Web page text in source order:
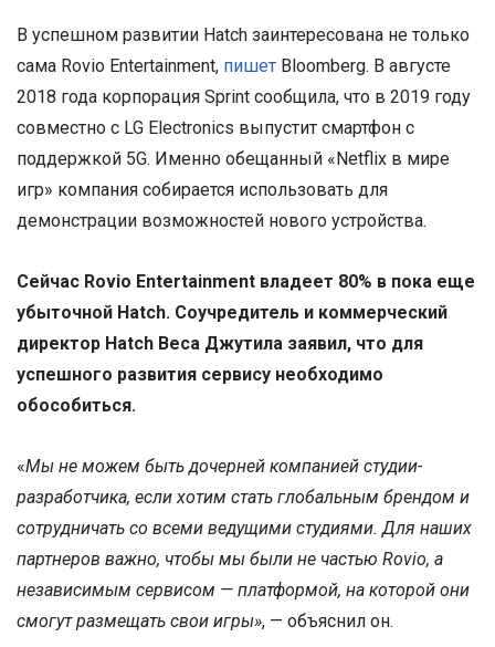
В успешном развитии Hatch заинтересована не только
сама Rovio Entertainment, пишет Bloomberg. В августе
2018 года корпорация Sprint сообщила, что в 2019 году
совместно с LG Electronics выпустит смартфон с
поддержкой 5G. Именно обещанный «Netflix в мире
игр» компания собирается использовать для
демонстрации возможностей нового устройства.
Сейчас Rovio Entertainment владеет 80% в пока еще
убыточной Hatch. Соучредитель и коммерческий
директор Hatch Веса Джутила заявил, что для
успешного развития сервису необходимо
обособиться.
«Мы не можем быть дочерней компанией студии-
разработчика, если хотим стать глобальным брендом и
сотрудничать со всеми ведущими студиями. Для наших
партнеров важно, чтобы мы были не частью Rovio, а
независимым сервисом — платформой, на которой они
смогут размещать свои игры», — объяснил он.